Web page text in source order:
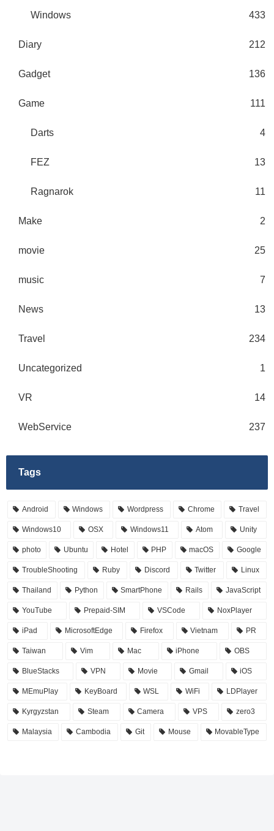
Windows 433
Diary 212
Gadget 136
Game 111
Darts 4
FEZ 13
Ragnarok 11
Make 2
movie 25
music 7
News 13
Travel 234
Uncategorized 1
VR 14
WebService 237
Tags
Android Windows Wordpress Chrome Travel
Windows10 OSX Windows11 Atom Unity
photo Ubuntu Hotel PHP macOS Google
TroubleShooting Ruby Discord Twitter Linux
Thailand Python SmartPhone Rails JavaScript
YouTube Prepaid-SIM VSCode NoxPlayer
iPad MicrosoftEdge Firefox Vietnam PR
Taiwan Vim Mac iPhone OBS
BlueStacks VPN Movie Gmail iOS
MEmuPlay KeyBoard WSL WiFi LDPlayer
Kyrgyzstan Steam Camera VPS zero3
Malaysia Cambodia Git Mouse MovableType